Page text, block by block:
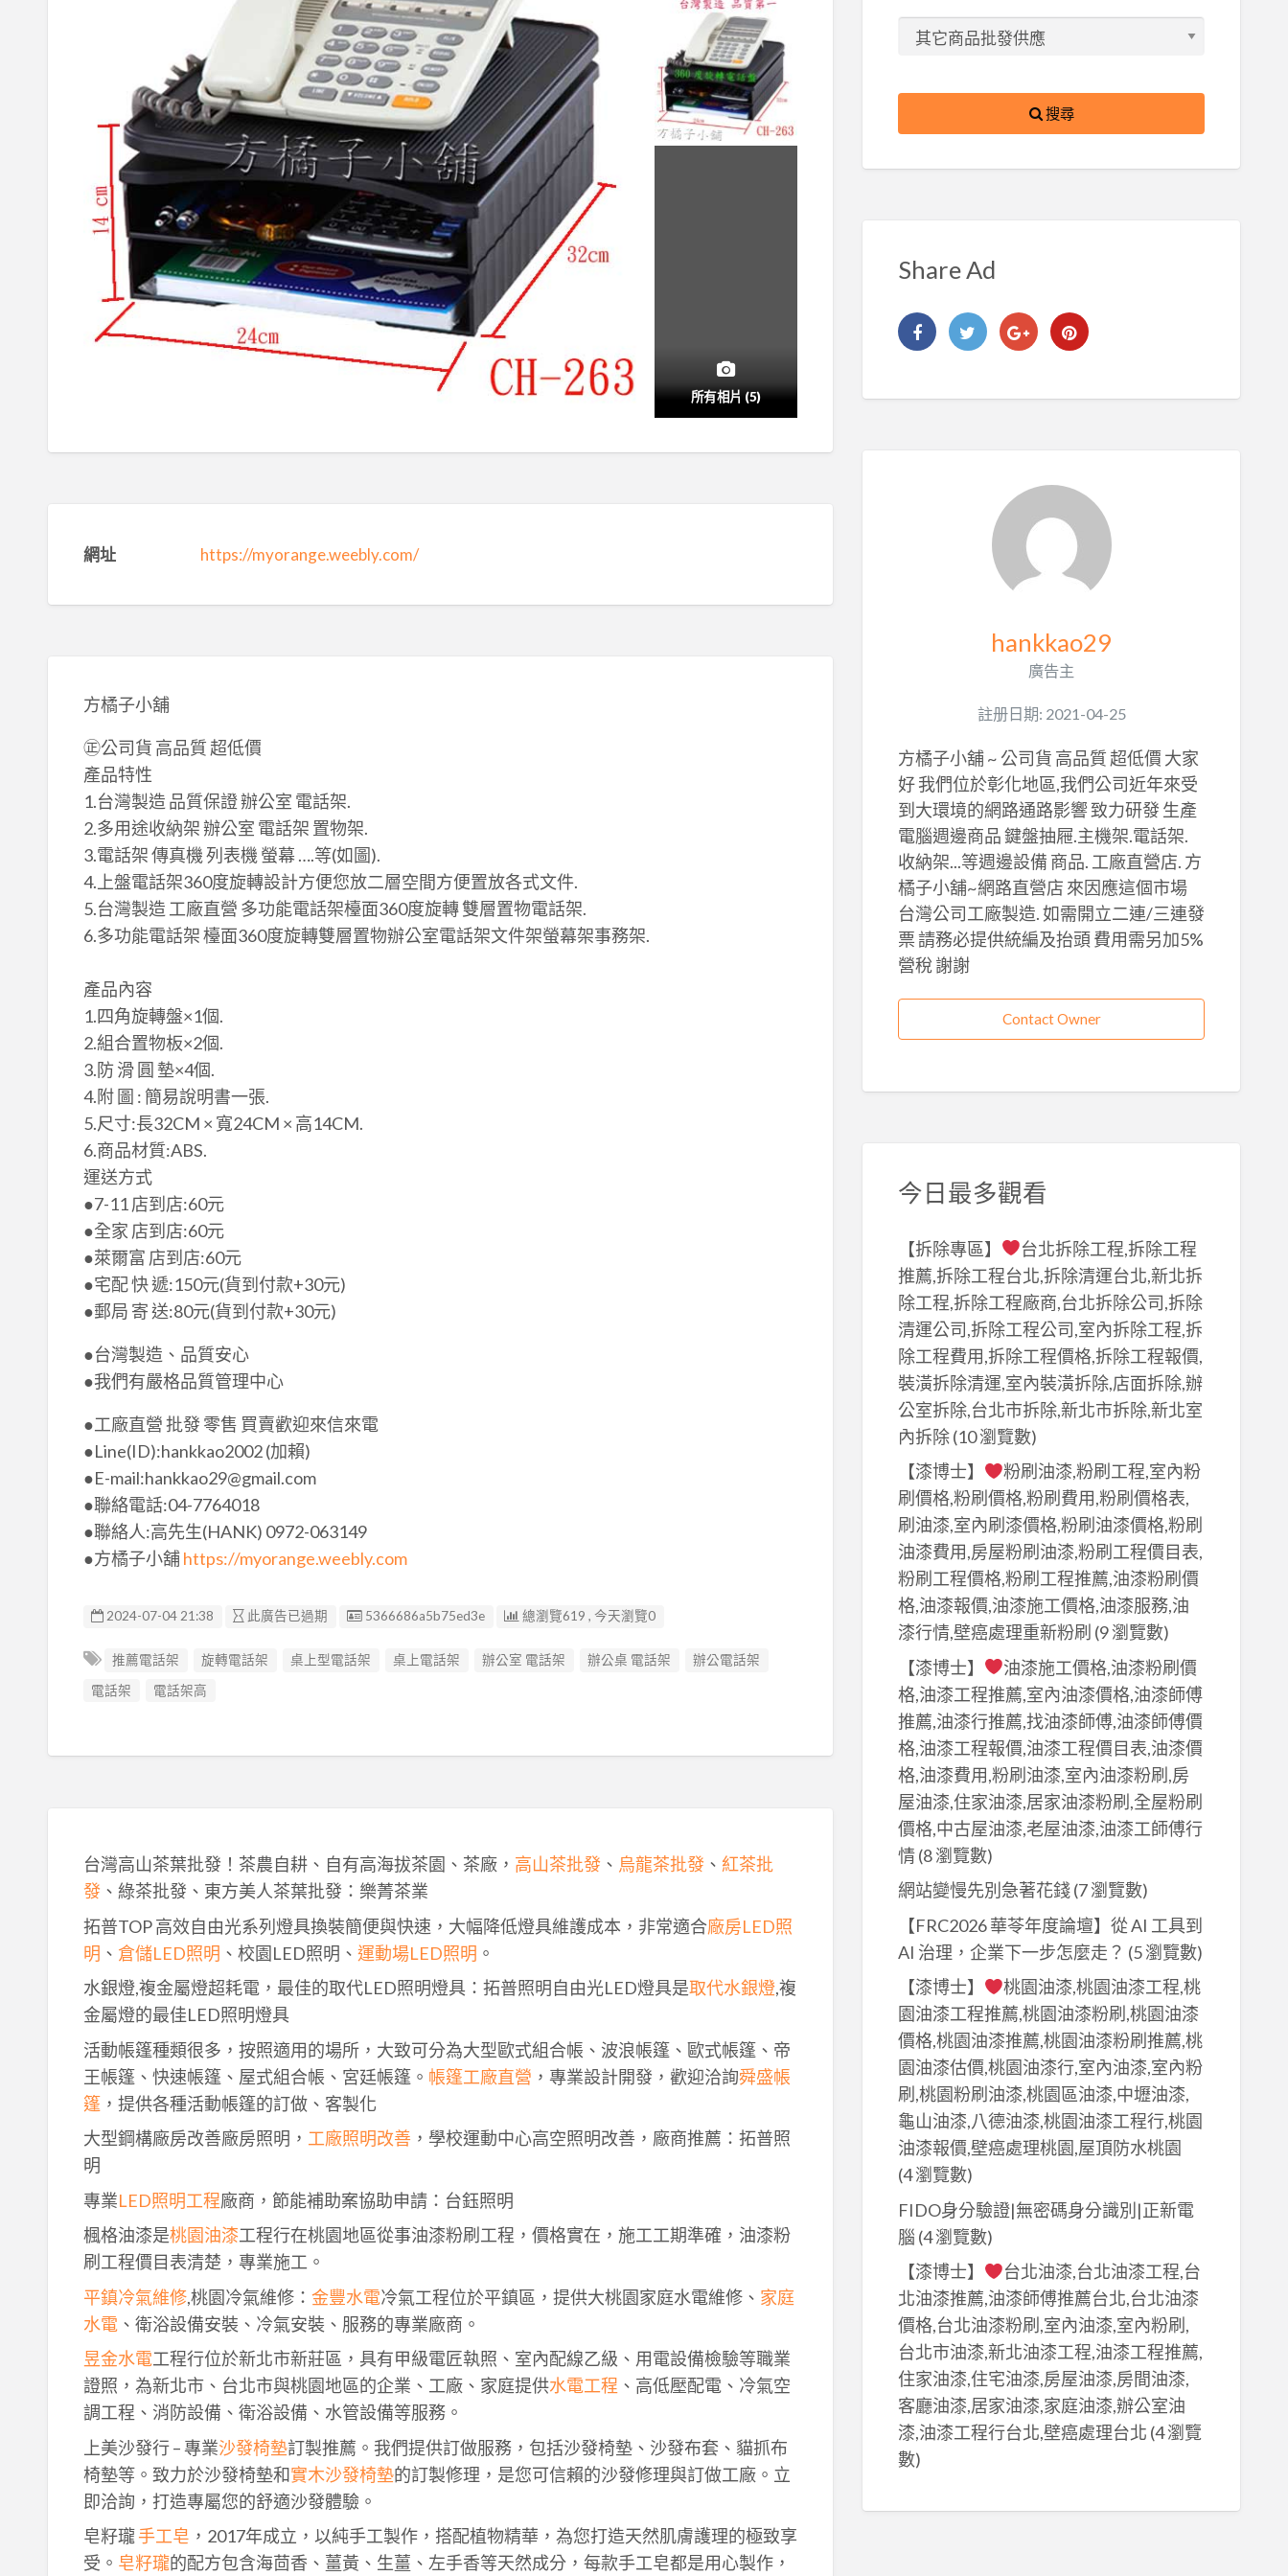
所有相片 (5)
網址 https://myorange.weebly.com/
方橘子小舖
㊣公司貨 高品質 超低價
產品特性
1.台灣製造 ​品質保證 辦公室 電話架.
2.多用途收納架 辦公室 電話架 置物架.
3.電話架 傳真機 列表機 螢幕 ….等(如圖).
4.上盤電話架360度旋轉設計方便您放二層空間方便置放各式文件.
5.台灣製造 工廠直營 多功能電話架檯面360度旋轉 雙層置物電話架.
6.多功能電話架 檯面360度旋轉雙層置物辦公室電話架文件架螢幕架事務架.
​產品內容
1.四角旋轉盤×​1個.
2.組合置物板×​2個.
3.防 滑 圓 墊×​4個.
4.附 圖 : 簡易說明書一張.
5.尺寸:長32CM × 寬​24CM × 高​14CM.
6.商品材質:ABS.
運送方式
●7-11 店到店:60元
●全家 店到店:60元
●萊爾富 店到店:60元
●宅配 快 遞:150元(貨到付款+30元)
●郵局 寄 送:80元(貨到付款+30元)
●台灣製造、品質安心
●我們有嚴格品質管理中心
●工廠直營 批發 零售 買賣歡迎來信來電
●Line(ID):hankkao2002 (加賴)
●E-mail:hankkao29@gmail.com
●聯絡電話:04-7764018
●聯絡人:高先生(HANK) 0972-063149
●方橘子小舖https://myorange.weebly.com
2024-07-04 21:38 此廣告已過期 廣告编號
5366686a5b75ed3e 總瀏覽619 , 今天瀏覽0
推薦電話架 旋轉電話架 桌上型電話架 桌上電話架 辦公室 電話架 辦公桌 電話架
辦公電話架
電話架
電話架高
台灣高山茶葉批發！茶農自耕、自有高海拔茶園、茶廠， 高山茶批發、 烏龍茶批發、 紅茶批
發、綠茶批發、東方美人茶葉批發：樂菁茶業
拓普TOP 高效自由光系列燈具換裝簡便與快速，大幅降低燈具維護成本，非常適合廠房LED照
明 、 倉儲LED照明 、校園LED照明、 運動場LED照明 。
水銀燈,複金屬燈超耗電，最佳的取代LED照明燈具：拓普照明自由光LED燈具是取代水銀燈,複
金屬燈的最佳LED照明燈具
活動帳篷種類很多，按照適用的場所，大致可分為大型歐式組合帳、波浪帳篷、歐式帳篷、帝
王帳篷、快速帳篷、屋式組合帳、宮廷帳篷。 帳篷工廠直營 ，專業設計開發，歡迎洽詢舜盛帳
篷，提供各種活動帳篷的訂做、客製化
大型鋼構廠房改善廠房照明， 工廠照明改善，學校運動中心高空照明改善，廠商推薦：拓普照
明
專業LED照明工程廠商，節能補助案協助申請：台鈺照明
楓格油漆是桃園油漆工程行在桃園地區從事油漆粉刷工程，價格實在，施工工期準確，油漆粉
刷工程價目表清楚，專業施工。
平鎮冷氣維修,桃園冷氣維修： 金豐水電冷氣工程位於平鎮區，提供大桃園家庭水電維修、 家庭
水電、衛浴設備安裝、冷氣安裝、服務的專業廠商。
昱金水電工程行位於新北市新莊區，具有甲級電匠執照、室內配線乙級、用電設備檢驗等職業
證照，為新北市、台北市與桃園地區的企業、工廠、家庭提供水電工程 、高低壓配電、冷氣空
調工程、消防設備、衛浴設備、水管設備等服務。
上美沙發行 – 專業沙發椅墊訂製推薦。我們提供訂做服務，包括沙發椅墊、沙發布套、貓抓布
椅墊等。致力於沙發椅墊和實木沙發椅墊的訂製修理，是您可信賴的沙發修理與訂做工廠。立
即洽詢，打造專屬您的舒適沙發體驗。
皂籽瓏手工皂 ，2017年成立，以純手工製作，搭配植物精華，為您打造天然肌膚護理的極致享
受。 皂籽瓏的配方包含海茴香、薑黃、生薑、左手香等天然成分，每款手工皂都是用心製作，
搜尋
Share Ad
hankkao29
廣告主
註册日期: 2021-04-25
方橘子小舖 ~ 公司貨 高品質 超低價 大家
好 我們位於彰化地區,我們公司近年來受
到大環境的網路通路影響 致力研發 生產
電腦週邊商品 鍵盤抽屜.主機架.電話架.
收納架...等週邊設備 商品. 工廠直營店. 方
橘子小舖~網路直營店 來因應這個市場
台灣公司工廠製造. 如需開立二連/三連發
票 請務必提供統編及抬頭 費用需另加5%
營稅 謝謝
Contact Owner
今日最多觀看
【拆除專區】
台北拆除工程,拆除工程
推薦,拆除工程台北,拆除清運台北,新北拆
除工程,拆除工程廠商,台北拆除公司,拆除
清運公司,拆除工程公司,室內拆除工程,拆
除工程費用,拆除工程價格,拆除工程報價,
裝潢拆除清運,室內裝潢拆除,店面拆除,辦
公室拆除,台北市拆除,新北市拆除,新北室
內拆除(10 瀏覽數)
【漆博士】
粉刷油漆,粉刷工程,室內粉
刷價格,粉刷價格,粉刷費用,粉刷價格表,
刷油漆,室內刷漆價格,粉刷油漆價格,粉刷
油漆費用,房屋粉刷油漆,粉刷工程價目表,
粉刷工程價格,粉刷工程推薦,油漆粉刷價
格,油漆報價,油漆施工價格,油漆服務,油
漆行情,壁癌處理重新粉刷 (9 瀏覽數)
【漆博士】
油漆施工價格,油漆粉刷價
格,油漆工程推薦,室內油漆價格,油漆師傅
推薦,油漆行推薦,找油漆師傅,油漆師傅價
格,油漆工程報價,油漆工程價目表,油漆價
格,油漆費用,粉刷油漆,室內油漆粉刷,房
屋油漆,住家油漆,居家油漆粉刷,全屋粉刷
價格,中古屋油漆,老屋油漆,油漆工師傅行
情(8 瀏覽數)
網站變慢先別急著花錢(7 瀏覽數)
【FRC2026 華苓年度論壇】從 AI 工具到
AI 治理，企業下一步怎麼走？ (5 瀏覽數)
【漆博士】
桃園油漆,桃園油漆工程,桃
園油漆工程推薦,桃園油漆粉刷,桃園油漆
價格,桃園油漆推薦,桃園油漆粉刷推薦,桃
園油漆估價,桃園油漆行,室內油漆,室內粉
刷,桃園粉刷油漆,桃園區油漆,中壢油漆,
龜山油漆,八德油漆,桃園油漆工程行,桃園
油漆報價,壁癌處理桃園,屋頂防水桃園
(4 瀏覽數)
FIDO身分驗證|無密碼身分識別|正新電
腦 (4 瀏覽數)
【漆博士】
台北油漆,台北油漆工程,台
北油漆推薦,油漆師傅推薦台北,台北油漆
價格,台北油漆粉刷,室內油漆,室內粉刷,
台北市油漆,新北油漆工程,油漆工程推薦,
住家油漆,住宅油漆,房屋油漆,房間油漆,
客廳油漆,居家油漆,家庭油漆,辦公室油
漆,油漆工程行台北,壁癌處理台北 (4 瀏覽
數)